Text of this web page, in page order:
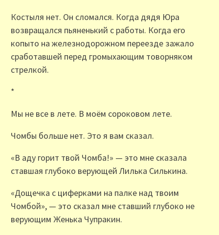
Костыля нет. Он сломался. Когда дядя Юра
возвращался пьяненький с работы. Когда его
копыто на железнодорожном переезде зажало
сработавшей перед громыхающим товорняком
стрелкой.
*
Мы не все в лете. В моём сороковом лете.
Чомбы больше нет. Это я вам сказал.
«В аду горит твой Чомба!» — это мне сказала
ставшая глубоко верующей Лилька Силькина.
«Дощечка с циферками на палке над твоим
Чомбой», — это сказал мне ставший глубоко не
верующим Женька Чупракин.